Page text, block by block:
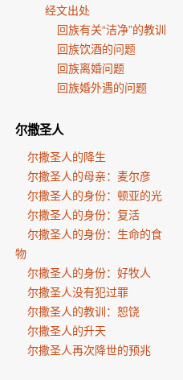
经文出处
回族有关“洁净”的教训
回族饮酒的问题
回族离婚问题
回族婚外遇的问题
尔撒圣人
尔撒圣人的降生
尔撒圣人的母亲：麦尔彦
尔撒圣人的身份：顿亚的光
尔撒圣人的身份：复活
尔撒圣人的身份：生命的食
物
尔撒圣人的身份：好牧人
尔撒圣人没有犯过罪
尔撒圣人的教训：恕饶
尔撒圣人的升天
尔撒圣人再次降世的预兆